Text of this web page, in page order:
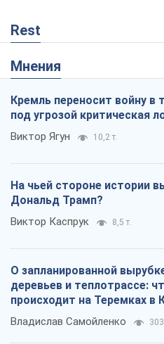
Rest
Мнения
Кремль переносит войну в
под угрозой критическая
Виктор Ягун 10,2 т.
На чьей стороне истории
Дональд Трамп?
Виктор Каспрук 8,5 т.
О запланированной
деревьев и теплотрассе:
происходит на Теремках в
Владислав Самойленко 303